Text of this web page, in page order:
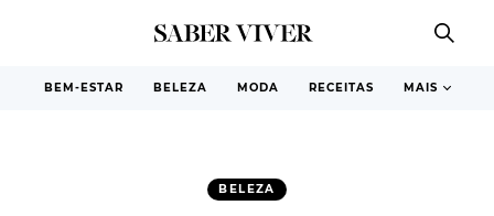
BEM-ESTAR BELEZA MODA RECEITAS MAIS
BELEZA